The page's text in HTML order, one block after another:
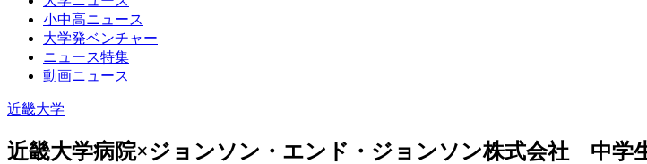
小中高ニュース
大学発ベンチャー
ニュース特集
動画ニュース
近畿大学
近畿大学病院×ジョンソン・エンド・ジョンソン株式会社 中学